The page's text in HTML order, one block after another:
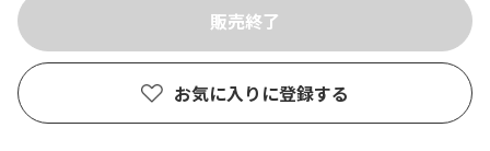
お気に入りに登録する